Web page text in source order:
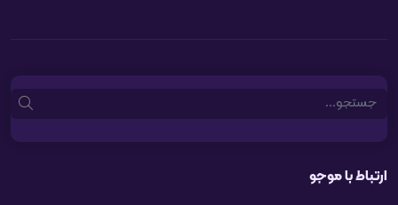
Search
ارتباط با موجو